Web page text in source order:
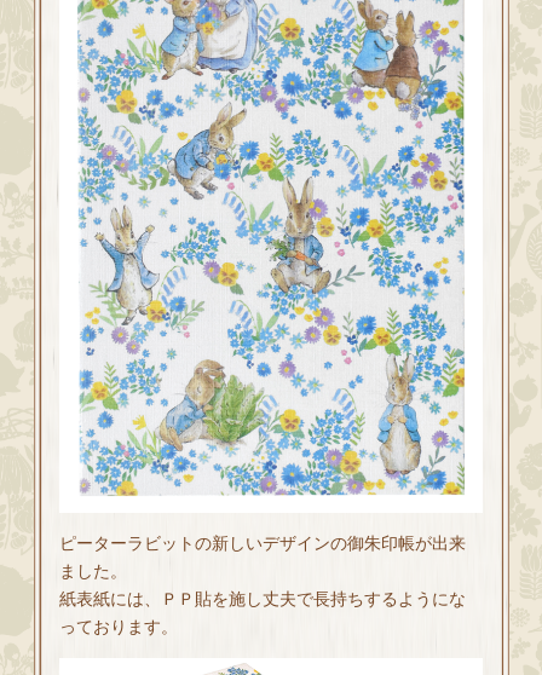
ピーターラビットの新しいデザインの御朱印帳が出来
ました。
紙表紙には、ＰＰ貼を施し丈夫で長持ちするようにな
っております。